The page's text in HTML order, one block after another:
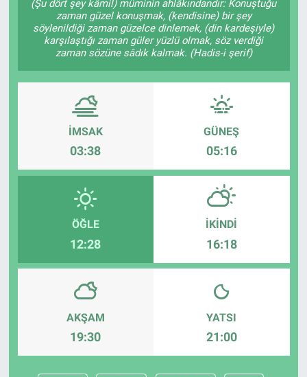
(Şu dört şey kâmil) müminin ahlâkındandır: Konuştuğu
zaman güzel konuşmak, (kendisine) bir şey
söylenildiği zaman güzelce dinlemek, (din kardeşiyle)
karşılaştığı zaman güler yüzlü olmak, söz verdiği
zaman sözüne sâdık kalmak. (Hadis-i şerif)
İMSAK
03:38
GÜNEŞ
05:16
ÖĞLE
12:28
İKINDI
16:18
AKŞAM
19:30
YATSI
21:00